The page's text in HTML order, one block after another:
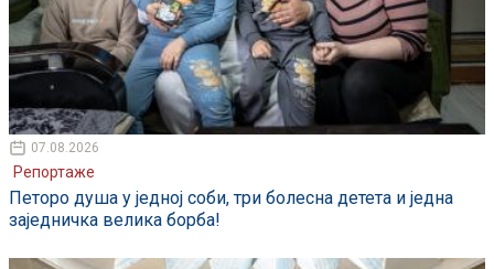
07.08.2026
Репортаже
Петоро душа у једној соби, три болесна детета и једна
заједничка велика борба!